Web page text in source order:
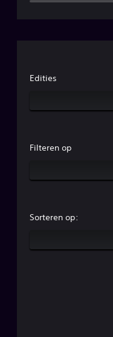
Edities
Filteren op
Sorteren op: